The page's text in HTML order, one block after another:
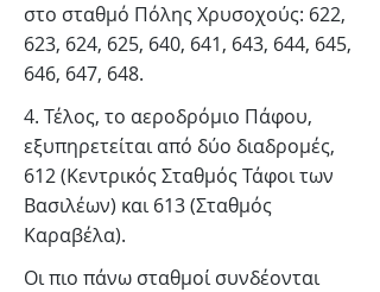
στο σταθμό Πόλης Χρυσοχούς: 622,
623, 624, 625, 640, 641, 643, 644, 645,
646, 647, 648.
4. Τέλος, το αεροδρόμιο Πάφου,
εξυπηρετείται από δύο διαδρομές,
612 (Κεντρικός Σταθμός Τάφοι των
Βασιλέων) και 613 (Σταθμός
Καραβέλα).
Οι πιο πάνω σταθμοί συνδέονται